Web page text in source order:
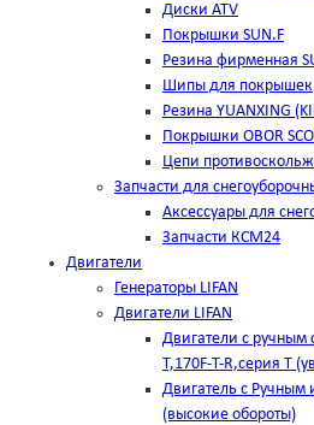
Диски ATV
Покрышки SUN.F
Резина фирменная
Шипы для покрышек
Резина YUANXING
Покрышки OBOR
Цепи
Запчасти для
Аксессуары для
Запчасти КСМ24
Двигатели
Генераторы LIFAN
Двигатели LIFAN
Двигатели с ручным
T,170F-T-R,серия Т
Двигатель с Ручным
(высокие обороты)